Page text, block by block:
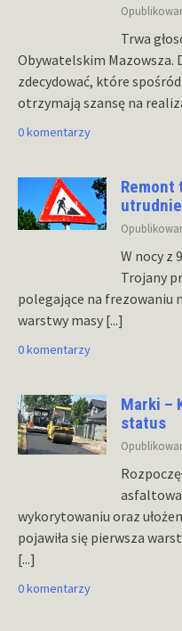
Trwa
Obywatelskim Mazowsza.
zdecydować, które
otrzymają szansę na
0 komentarzy
Remont
W nocy z
Trojany
polegające na frezowaniu
warstwy masy [...]
0 komentarzy
Marki –
status
wykorytowaniu oraz
pojawiła się pierwsza
[...]
0 komentarzy